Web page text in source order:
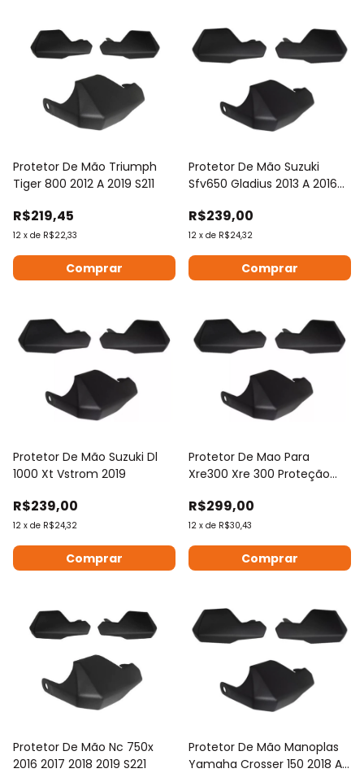
Protetor De Mão Triumph
Tiger 800 2012 A 2019 S211
R$219,45
12 x de R$22,33
Protetor De Mão Suzuki
Sfv650 Gladius 2013 A 2016
R$239,00
12 x de R$24,32
Protetor De Mão Suzuki Dl
1000 Xt Vstrom 2019
R$239,00
12 x de R$24,32
Protetor De Mao Para
Xre300 Xre 300 Proteção
R$299,00
12 x de R$30,43
Protetor De Mão Nc 750x
2016 2017 2018 2019 S221
Protetor De Mão Manoplas
Yamaha Crosser 150 2018 A